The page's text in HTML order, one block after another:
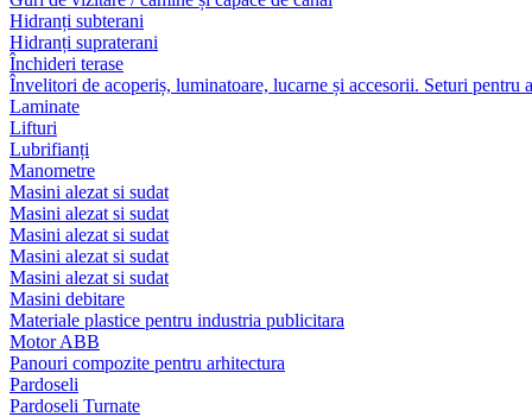
Hidranți subterani
Hidranți supraterani
Închideri terase
Învelitori de acoperiș, luminatoare, lucarne și accesorii. Seturi pentru
Laminate
Lifturi
Lubrifianți
Manometre
Masini alezat si sudat
Masini alezat si sudat
Masini alezat si sudat
Masini alezat si sudat
Masini alezat si sudat
Masini debitare
Materiale plastice pentru industria publicitara
Motor ABB
Panouri compozite pentru arhitectura
Pardoseli
Pardoseli Turnate